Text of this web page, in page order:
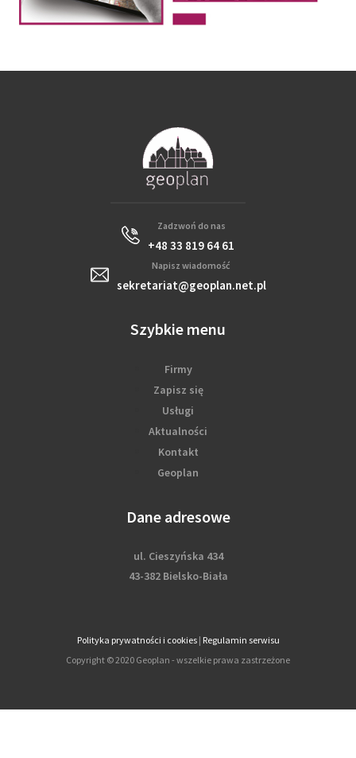
Zadzwoń do nas
+48 33 819 64 61
Napisz wiadomość
sekretariat@geoplan.net.pl
Szybkie menu
Firmy
Zapisz się
Usługi
Aktualności
Kontakt
Geoplan
Dane adresowe
ul. Cieszyńska 434
43-382 Bielsko-Biała
Polityka prywatności i cookies| Regulamin serwisu
Copyright © 2020 Geoplan - wszelkie prawa zastrzeżone